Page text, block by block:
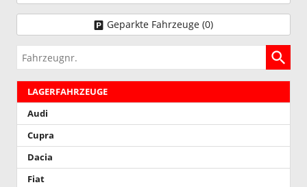
Geparkte Fahrzeuge (0)
Fahrzeugnr.
LAGERFAHRZEUGE
Audi
Cupra
Dacia
Fiat